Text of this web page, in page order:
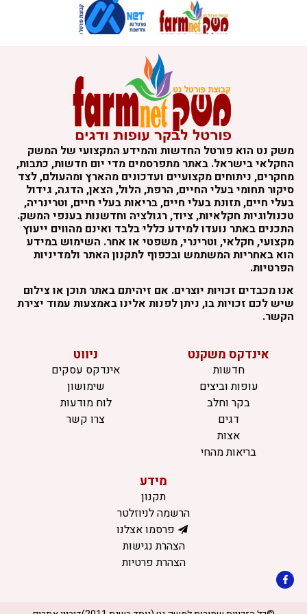
משק נט הוא פורטל החדשות והמידע המקצועי של המשק
החקלאי בישראל. באתר מתפרסמים מדי יום חדשות, כתבות,
מחקרים, ניתוחים מקצועיים ועדכונים מהארץ ומהעולם, לצד
סיקור תחומי בעלי החיים, הרפת, הלול, הצאן, הדגה, גידול
בעלי חיים, תזונת בעלי חיים, בריאות בעלי חיים, וטרינריה,
טכנולוגיות חקלאיות, ציוד, רגולציה וחדשנות בענפי המשק.
התכנים באתר נועדו למידע כללי בלבד ואינם מהווים ייעוץ
מקצועי, חקלאי, וטרינרי, משפטי או אחר. השימוש במידע
הוא באחריות המשתמש ובכפוף לתקנון האתר ולמדיניות
הפרטיות.
אנו מכבדים זכויות יוצרים. אם זיהיתם באתר תוכן או צילום
שיש לכם זכויות בו, ניתן לפנות אלינו באמצעות עמוד יצירת
הקשר.
אינדקס משקנט
חדשות
עופות וביצים
בקר וחלב
דגים
אצות
בריאות מהחי
ניווט
אינדקס עסקים
שימושון
לוח מודעות
צרו קשר
מידע
תקנון
הרשמה לניוזלטר
פרסמו אצלנו
הצהרת נגישות
הצהרת פרטיות